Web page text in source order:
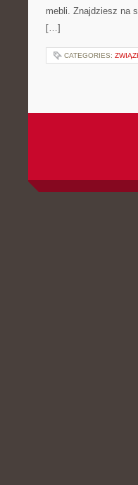
mebli. Znajdziesz na
[…]
CATEGORIES: